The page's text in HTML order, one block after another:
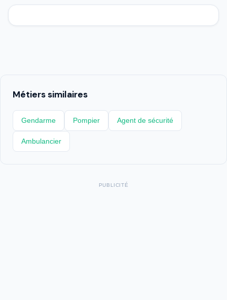
Métiers similaires
Gendarme Pompier Agent de sécurité
Ambulancier
PUBLICITÉ